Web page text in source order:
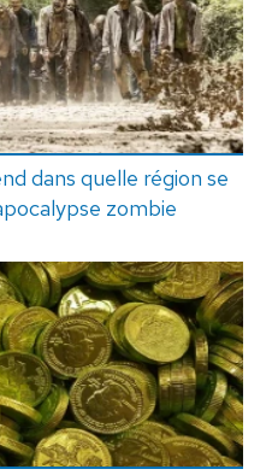
dans quelle région se
zombie